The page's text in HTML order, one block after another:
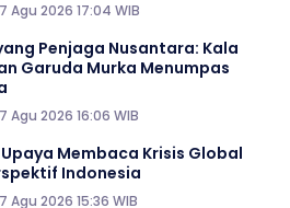
Agu 2026 17:04 WIB
Penjaga Nusantara: Kala
Garuda Murka Menumpas
Agu 2026 16:06 WIB
Upaya Membaca Krisis Global
Indonesia
Agu 2026 15:36 WIB